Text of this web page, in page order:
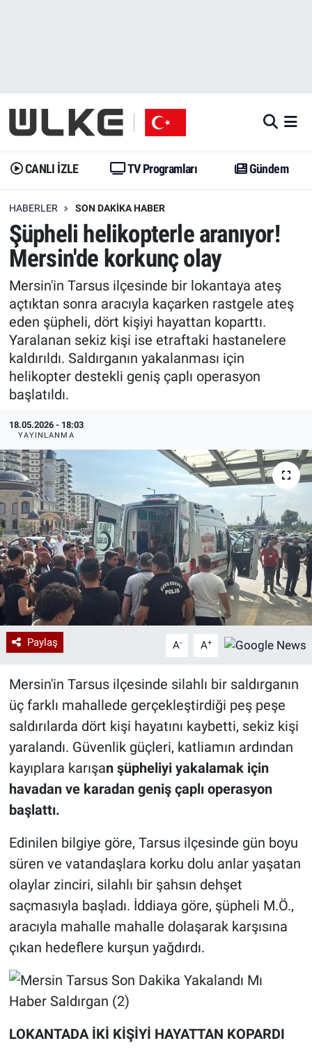
CANLI İZLE TV Programları Gündem
HABERLER SON DAKIKA HABER
Şüpheli helikopterle aranıyor!
Mersin'de korkunç olay
Mersin'in Tarsus ilçesinde bir lokantaya ateş
açtıktan sonra aracıyla kaçarken rastgele ateş
eden şüpheli, dört kişiyi hayattan koparttı.
Yaralanan sekiz kişi ise etraftaki hastanelere
kaldırıldı. Saldırganın yakalanması için
helikopter destekli geniş çaplı operasyon
başlatıldı.
18.05.2026 - 18:03
YAYINLANMA
Paylaş A- A+
Mersin'in Tarsus ilçesinde silahlı bir saldırganın
üç farklı mahallede gerçekleştirdiği peş peşe
saldırılarda dört kişi hayatını kaybetti, sekiz kişi
yaralandı. Güvenlik güçleri, katliamın ardından
kayıplara karışan şüpheliyi yakalamak için
havadan ve karadan geniş çaplı operasyon
başlattı.
Edinilen bilgiye göre, Tarsus ilçesinde gün boyu
süren ve vatandaşlara korku dolu anlar yaşatan
olaylar zinciri, silahlı bir şahsın dehşet
saçmasıyla başladı. İddiaya göre, şüpheli M.Ö.,
aracıyla mahalle mahalle dolaşarak karşısına
çıkan hedeflere kurşun yağdırdı.
LOKANTADA İKİ KİŞİYİ HAYATTAN KOPARDI
Gündem
Dünya
Erişim Bilgileri
Ekonomi
Trend
Özel Haberler
Yazarlar
Gündem
Trend
Erişim Bilgileri
Spor
Ekonomi
Dünya
Medya
Erişim Bilgileri
Sağlık
Teknoloji
Ramazan
İstanbul Namaz Vakitleri
Trafik Durumu
Erişim Bilgileri
Tüm Manşetler
Son Dakika Haberleri
Haber Arşivi